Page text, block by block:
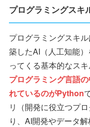
プログラミングスキ
プログラミングスキ
築したAI（人工知能
ってくる基本的なスキ
プログラミング言語
れているのがPython
リ（開発に役立つプ
り、AI開発やデータ